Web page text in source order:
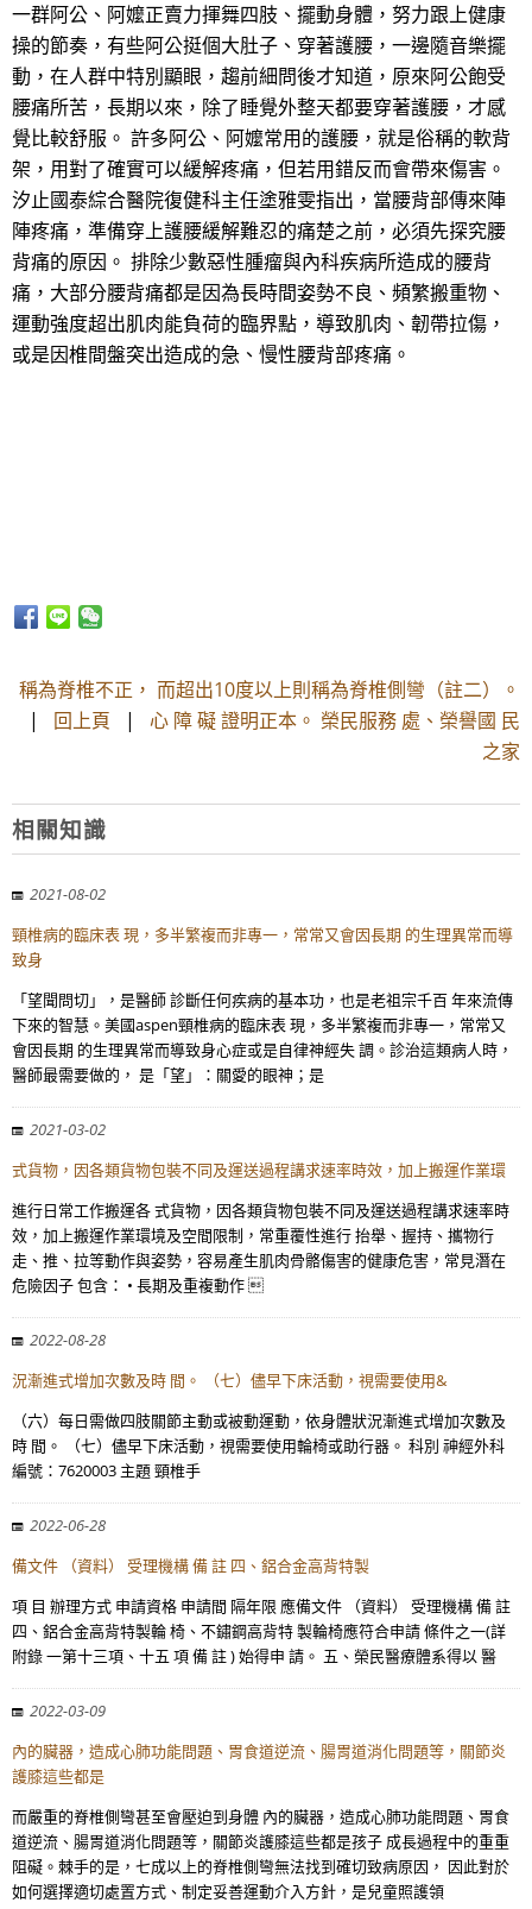
一群阿公、阿嬤正賣力揮舞四肢、擺動身體，努力跟上健康
操的節奏，有些阿公挺個大肚子、穿著護腰，一邊隨音樂擺
動，在人群中特別顯眼，趨前細問後才知道，原來阿公飽受
腰痛所苦，長期以來，除了睡覺外整天都要穿著護腰，才感
覺比較舒服。 許多阿公、阿嬤常用的護腰，就是俗稱的軟背
架，用對了確實可以緩解疼痛，但若用錯反而會帶來傷害。
汐止國泰綜合醫院復健科主任塗雅雯指出，當腰背部傳來陣
陣疼痛，準備穿上護腰緩解難忍的痛楚之前，必須先探究腰
背痛的原因。 排除少數惡性腫瘤與內科疾病所造成的腰背
痛，大部分腰背痛都是因為長時間姿勢不良、頻繁搬重物、
運動強度超出肌肉能負荷的臨界點，導致肌肉、韌帶拉傷，
或是因椎間盤突出造成的急、慢性腰背部疼痛。
稱為脊椎不正， 而超出10度以上則稱為脊椎側彎（註二）。
| 回上頁 | 心 障 礙 證明正本。 榮民服務 處、榮譽國 民
之家
相關知識
2021-08-02
頸椎病的臨床表 現，多半繁複而非專一，常常又會因長期 的生理異常而導
致身
「望聞問切」，是醫師 診斷任何疾病的基本功，也是老祖宗千百 年來流傳
下來的智慧。美國aspen頸椎病的臨床表 現，多半繁複而非專一，常常又
會因長期 的生理異常而導致身心症或是自律神經失 調。診治這類病人時，
醫師最需要做的， 是「望」：關愛的眼神；是
2021-03-02
式貨物，因各類貨物包裝不同及運送過程講求速率時效，加上搬運作業環
進行日常工作搬運各 式貨物，因各類貨物包裝不同及運送過程講求速率時
效，加上搬運作業環境及空間限制，常重覆性進行 抬舉、握持、攜物行
走、推、拉等動作與姿勢，容易產生肌肉骨骼傷害的健康危害，常見潛在
危險因子 包含： • 長期及重複動作 
2022-08-28
況漸進式增加次數及時 間。 （七）儘早下床活動，視需要使用&
（六）每日需做四肢關節主動或被動運動，依身體狀況漸進式增加次數及
時 間。 （七）儘早下床活動，視需要使用輪椅或助行器。 科別 神經外科
編號：7620003 主題 頸椎手
2022-06-28
備文件 （資料） 受理機構 備 註 四、鋁合金高背特製
項 目 辦理方式 申請資格 申請間 隔年限 應備文件 （資料） 受理機構 備 註
四、鋁合金高背特製輪 椅、不鏽鋼高背特 製輪椅應符合申請 條件之一(詳
附錄 一第十三項、十五 項 備 註 ) 始得申 請。 五、榮民醫療體系得以 醫
2022-03-09
內的臟器，造成心肺功能問題、胃食道逆流、腸胃道消化問題等，關節炎
護膝這些都是
而嚴重的脊椎側彎甚至會壓迫到身體 內的臟器，造成心肺功能問題、胃食
道逆流、腸胃道消化問題等，關節炎護膝這些都是孩子 成長過程中的重重
阻礙。棘手的是，七成以上的脊椎側彎無法找到確切致病原因， 因此對於
如何選擇適切處置方式、制定妥善運動介入方針，是兒童照護領